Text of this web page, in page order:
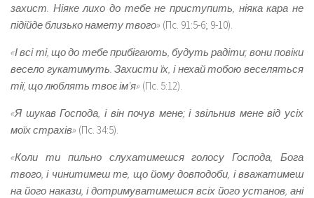
захист. Ніяке лихо до тебе не приступить, ніяка кара не
підійде близько намету твого» (Пс. 91:5-6; 9-10).
«І всі ті, що до тебе прибігають, будуть радіти; вони повіки
весело гукатимуть. Захисти їх, і нехай тобою веселяться
тії, що люблять твоє ім’я» (Пс. 5:12).
«Я шукав Господа, і він почув мене; і звільнив мене від усіх
моїх страхів» (Пс. 34:5).
«Коли ти пильно слухатимешся голосу Господа, Бога
твого, і чинитимеш те, що йому довподоби, і вважатимеш
на його накази, і дотримуватимешся всіх його установ, ані